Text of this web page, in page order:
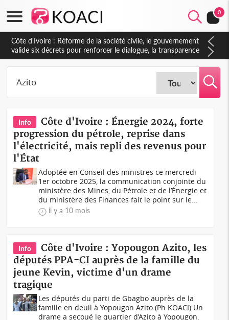
0
Côte d'Ivoire : Réforme de la société civile, le gouvernement
valide six décrets pour renforcer le dialogue, la transparence
et la gouvernance des OSC
Info
Côte d'Ivoire : Énergie 2024, forte
progression du pétrole, reprise dans
l'électricité, mais repli des revenus pour
l'État
Adoptée en Conseil des ministres ce mercredi
1er octobre 2025, la communication conjointe du
ministère des Mines, du Pétrole et de l’Énergie et
du ministère des Finances fait le point sur le...
il y a 10 mois
Info
Côte d'Ivoire : Yopougon Azito, les
députés PPA-CI auprès de la famille du
jeune Kevin, victime d'un drame
tragique
Les députés du parti de Gbagbo auprès de la
famille en deuil à Yopougon Azito (Ph KOACI) Un
drame a secoué le quartier d’Azito à Yopougon,